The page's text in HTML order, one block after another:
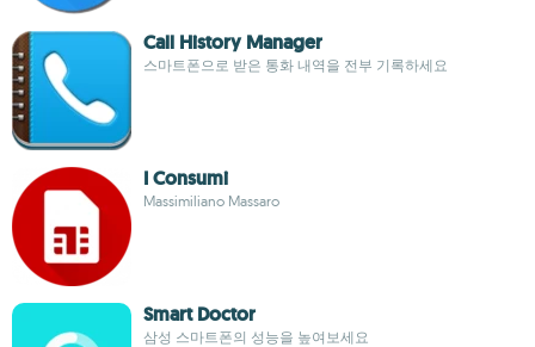
Call History Manager
스마트폰으로 받은 통화 내역을 전부 기록하세요
I Consumi
Massimiliano Massaro
Smart Doctor
삼성 스마트폰의 성능을 높여보세요